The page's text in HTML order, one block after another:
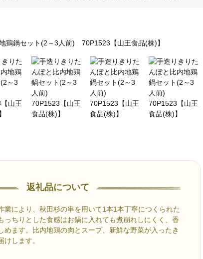
返礼品について
業により、秋田杉の串を用いて1本1本丁寧につくられた
っちりとした食感はお鍋に入れても煮崩れしにくく、香
めます。比内地鶏の肉とスープ、新鮮な野菜が入ったき
けします。